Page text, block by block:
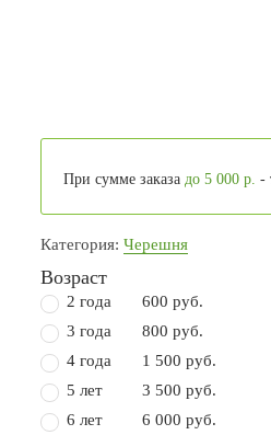
При сумме заказадо 5 000 р. -
Категория:Черешня
Возраст
2 года
600 руб.
3 года
800 руб.
4 года
1 500 руб.
5 лет
3 500 руб.
6 лет
6 000 руб.